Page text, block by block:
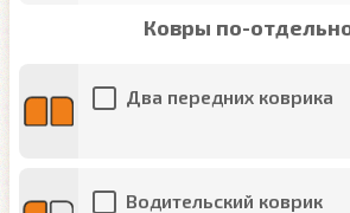
Ковры по-
Два передних коврика
Водительский коврик